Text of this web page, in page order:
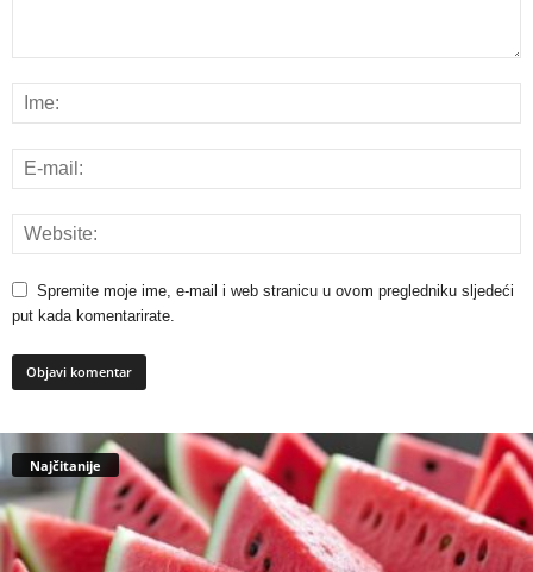
Spremite moje ime, e-mail i web stranicu u ovom pregledniku sljedeći
put kada komentarirate.
Najčitanije